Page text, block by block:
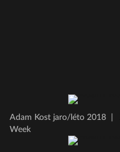
Adam Kost jaro/léto 2018
Week